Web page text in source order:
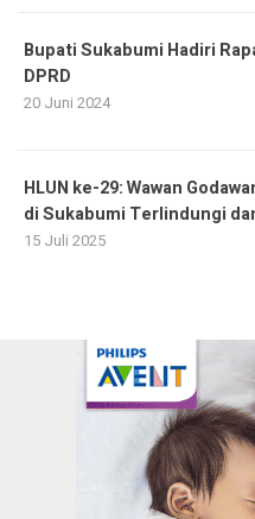
Bupati Sukabumi Hadiri
DPRD
20 Juni 2024
HLUN ke-29: Wawan
di Sukabumi Terlindungi
15 Juli 2025
Ketentuan dan Kebijakan